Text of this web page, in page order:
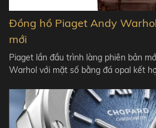
Đồng hồ Piaget Andy
mới
Piaget lần đầu trình làng phiên bản
Warhol với mặt số bằng đá opal kết